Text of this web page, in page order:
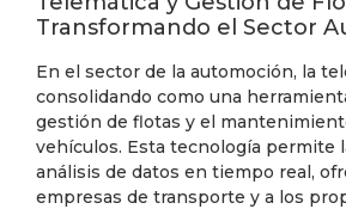
Transformando el Sector
En el sector de la automoción, la
consolidando como una
gestión de flotas y el
vehículos. Esta tecnología permite
análisis de datos en tiempo real,
empresas de transporte y a los